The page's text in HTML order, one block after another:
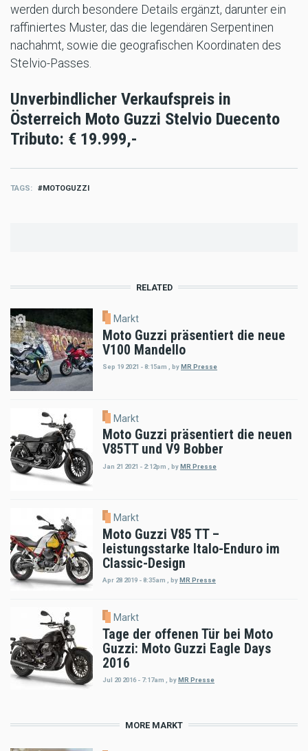
werden durch besondere Details ergänzt, darunter ein
raffiniertes Muster, das die legendären Serpentinen
nachahmt, sowie die geografischen Koordinaten des
Stelvio-Passes.
Unverbindlicher Verkaufspreis in
Österreich Moto Guzzi Stelvio Duecento
Tributo: € 19.999,-
TAGS MOTOGUZZI
RELATED
Markt
Moto Guzzi präsentiert die neue
V100 Mandello
Sep 19 2021 - 8:15am byMR Presse
Markt
Moto Guzzi präsentiert die neuen
V85TT und V9 Bobber
Jan 21 2021 - 2:12pm byMR Presse
Markt
Moto Guzzi V85 TT –
leistungsstarke Italo-Enduro im
Classic-Design
Apr 28 2019 - 8:35am , by MR Presse
Markt
Tage der offenen Tür bei Moto
Guzzi: Moto Guzzi Eagle Days
2016
Jul 20 2016 - 7:17am , byMR Presse
MORE MARKT